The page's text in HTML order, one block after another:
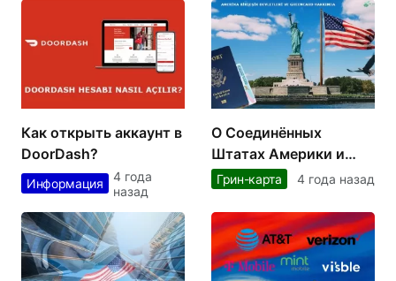
Как открыть аккаунт в
DoorDash?
Информация
4 года
назад
О Соединённых
Штатах Америки и
грин-карте
Грин-карта 4 года назад